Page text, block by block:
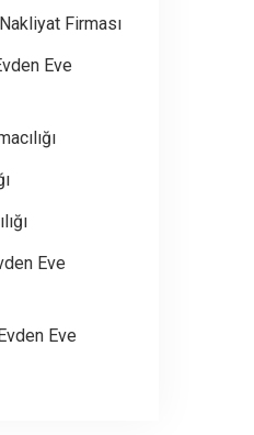
Firması
Eve
Eve
Eve